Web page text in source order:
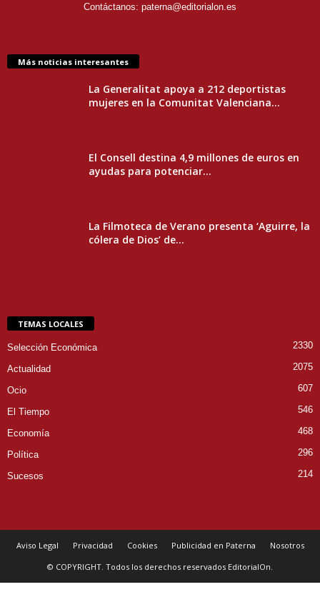
Contáctanos: paterna@editorialon.es
Más noticias interesantes
La Generalitat apoya a 212 deportistas
mujeres en la Comunitat Valenciana...
El Consell destina 4,9 millones de euros en
ayudas para potenciar...
La Filmoteca de Verano presenta ‘Aguirre, la
cólera de Dios’ de...
TEMAS LOCALES
Selección Económica 2330
Actualidad 2075
Ocio 607
El Tiempo 546
Economía 468
Política 296
Sucesos 214
Aviso Legal Privacidad Cookies Publicidad en Paterna
Nosotros
© COPYRIGHT. Todos los derechos reservados EditorialOn.